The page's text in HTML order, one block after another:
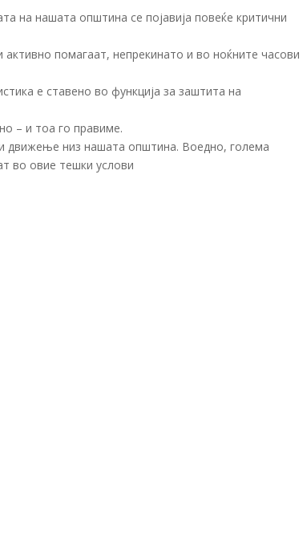
на нашата општина се појавија повеќе критични
помагаат, непрекинато и во ноќните часови
е ставено во функција за заштита на
– и тоа го правиме.
движење низ нашата општина. Воедно, голема
во овие тешки услови